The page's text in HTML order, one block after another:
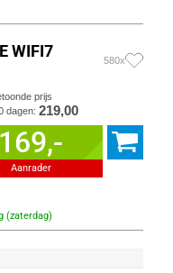
WIFI7
580x
prijs
dagen: 219,00
169,-
Aanrader
(zaterdag)